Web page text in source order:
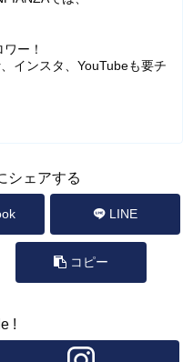
ー！
インスタ、YouTubeも要チ
シェアする
LINE
コピー
!